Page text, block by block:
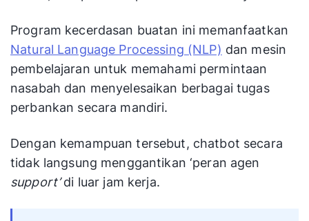
Program kecerdasan buatan ini memanfaatkan
Natural Language Processing (NLP) dan mesin
pembelajaran untuk memahami permintaan
nasabah dan menyelesaikan berbagai tugas
perbankan secara mandiri.
Dengan kemampuan tersebut, chatbot secara
tidak langsung menggantikan ‘peran agen
support’di luar jam kerja.